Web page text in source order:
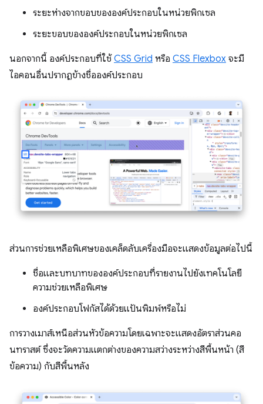
ระยะห่างจากขอบขององค์ประกอบในหน่วยพิกเซล
ระยะขอบขององค์ประกอบในหน่วยพิกเซล
นอกจากนี้ องค์ประกอบที่ใช้ CSS Grid หรือ CSS Flexbox จะมี
ไอคอนอื่นปรากฏข้างชื่อองค์ประกอบ
ส่วนการช่วยเหลือพิเศษของเคล็ดลับเครื่องมือจะแสดงข้อมูลต่อไปนี้
ชื่อและบทบาทขององค์ประกอบที่รายงานไปยังเทคโนโลยี
ความช่วยเหลือพิเศษ
องค์ประกอบโฟกัสได้ด้วยแป้นพิมพ์หรือไม่
การวางเมาส์เหนือส่วนหัวข้อความโดยเฉพาะจะแสดงอัตราส่วนคอ
นทราสต์ ซึ่งจะวัดความแตกต่างของความสว่างระหว่างสีพื้นหน้า (สี
ข้อความ) กับสีพื้นหลัง